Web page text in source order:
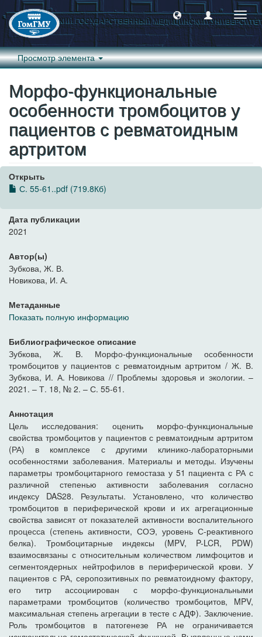
Просмотр элемента
Морфо-функциональные
особенности тромбоцитов у
пациентов с ревматоидным
артритом
Открыть
С. 55-61..pdf (719.8Кб)
Дата публикации
2021
Автор(ы)
Зубкова, Ж. В.
Новикова, И. А.
Метаданные
Показать полную информацию
Библиографическое описание
Зубкова, Ж. В. Морфо-функциональные особенности
тромбоцитов у пациентов с ревматоидным артритом / Ж. В.
Зубкова, И. А. Новикова // Проблемы здоровья и экологии. –
2021. – Т. 18, № 2. – С. 55-61.
Аннотация
Цель исследования: оценить морфо-функциональные
свойства тромбоцитов у пациентов с ревматоидным артритом
(РА) в комплексе с другими клинико-лабораторными
особенностями заболевания. Материалы и методы. Изучены
параметры тромбоцитарного гемостаза у 51 пациента с РА с
различной степенью активности заболевания согласно
индексу DAS28. Результаты. Установлено, что количество
тромбоцитов в периферической крови и их агрегационные
свойства зависят от показателей активности воспалительного
процесса (степень активности, СОЭ, уровень С-реактивного
белка). Тромбоцитарные индексы (MPV, P-LCR, PDW)
взаимосвязаны с относительным количеством лимфоцитов и
сегментоядерных нейтрофилов в периферической крови. У
пациентов с РА, серопозитивных по ревматоидному фактору,
его титр ассоциирован с морфо-функциональными
параметрами тромбоцитов (количество тромбоцитов, MPV,
максимальная степень агрегации в тесте с АДФ). Заключение.
Роль тромбоцитов в патогенезе РА не ограничивается